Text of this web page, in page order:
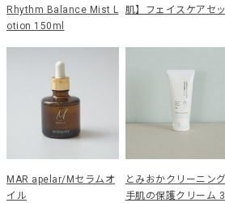
Rhythm Balance Mist L
otion 150ml
肌】フェイスケアセ
MAR apelar/Mセラムオ
イル
とみおかクリーニン
手肌の保護クリーム